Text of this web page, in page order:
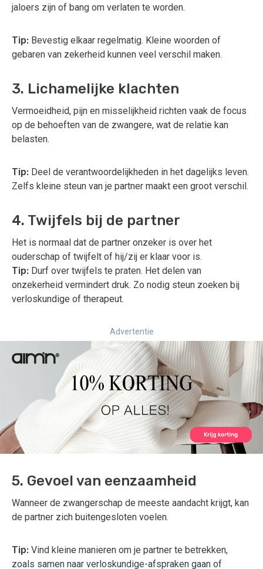
jaloers zijn of bang om verlaten te worden.
Tip: Bevestig elkaar regelmatig. Kleine woorden of
gebaren van zekerheid kunnen veel verschil maken.
3. Lichamelijke klachten
Vermoeidheid, pijn en misselijkheid richten vaak de focus
op de behoeften van de zwangere, wat de relatie kan
belasten.
Tip: Deel de verantwoordelijkheden in het dagelijks leven.
Zelfs kleine steun van je partner maakt een groot verschil.
4. Twijfels bij de partner
Het is normaal dat de partner onzeker is over het
ouderschap of twijfelt of hij/zij er klaar voor is.
Tip: Durf over twijfels te praten. Het delen van
onzekerheid vermindert druk. Zo nodig steun zoeken bij
verloskundige of therapeut.
Advertentie
5. Gevoel van eenzaamheid
Wanneer de zwangerschap de meeste aandacht krijgt, kan
de partner zich buitengesloten voelen.
Tip: Vind kleine manieren om je partner te betrekken,
zoals samen naar verloskundige-afspraken gaan of